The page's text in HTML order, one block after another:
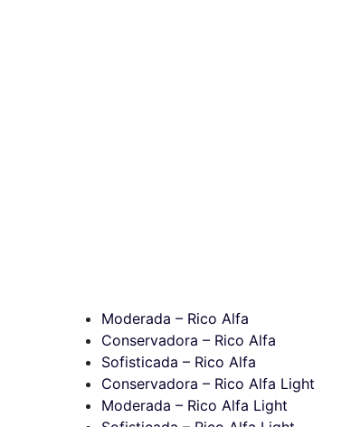
Moderada – Rico Alfa
Conservadora – Rico Alfa
Sofisticada – Rico Alfa
Conservadora – Rico Alfa Light
Moderada – Rico Alfa Light